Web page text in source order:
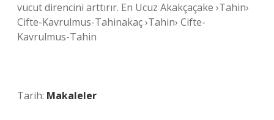
vücut direncini arttırır. En Ucuz Akakçaçake ›Tahin›
Cifte-Kavrulmus-Tahinakaç ›Tahin› Cifte-
Kavrulmus-Tahin
Tarih: Makaleler